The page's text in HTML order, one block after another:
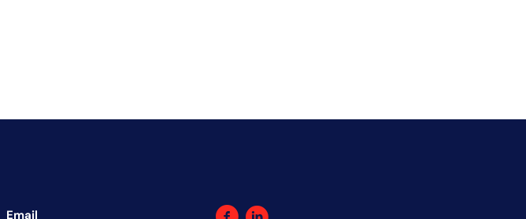
Email